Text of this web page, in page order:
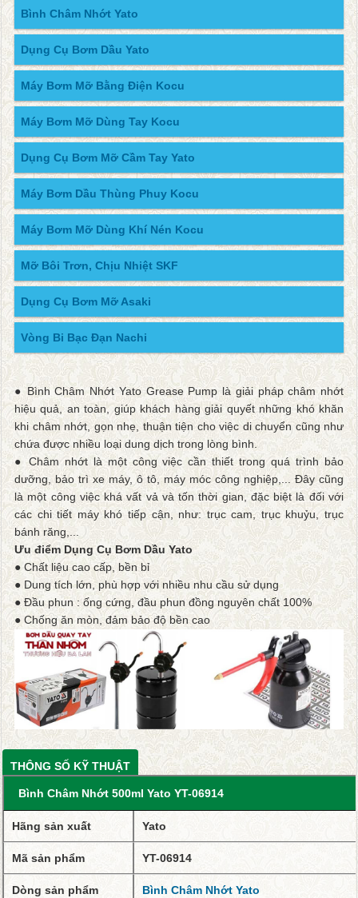
Bình Châm Nhớt Yato
Dụng Cụ Bơm Dầu Yato
Máy Bơm Mỡ Bằng Điện Kocu
Máy Bơm Mỡ Dùng Tay Kocu
Dụng Cụ Bơm Mỡ Cầm Tay Yato
Máy Bơm Dầu Thùng Phuy Kocu
Máy Bơm Mỡ Dùng Khí Nén Kocu
Mỡ Bôi Trơn, Chịu Nhiệt SKF
Dụng Cụ Bơm Mỡ Asaki
Vòng Bi Bạc Đạn Nachi
● Bình Châm Nhớt Yato Grease Pump là giải pháp châm nhớt
hiệu quả, an toàn, giúp khách hàng giải quyết những khó khăn
khi châm nhớt, gọn nhẹ, thuận tiện cho việc di chuyển cũng như
chứa được nhiều loại dung dịch trong lòng bình.
● Châm nhớt là một công việc cần thiết trong quá trình bảo
dưỡng, bảo trì xe máy, ô tô, máy móc công nghiệp,... Đây cũng
là một công việc khá vất vả và tốn thời gian, đặc biệt là đối với
các chi tiết máy khó tiếp cận, như: trục cam, trục khuỷu, trục
bánh răng,...
Ưu điểm Dụng Cụ Bơm Dầu Yato
● Chất liệu cao cấp, bền bỉ
● Dung tích lớn, phù hợp với nhiều nhu cầu sử dụng
● Đầu phun : ống cứng, đầu phun đồng nguyên chất 100%
● Chống ăn mòn, đảm bảo độ bền cao
THÔNG SỐ KỸ THUẬT
Bình Châm Nhớt 500ml Yato YT-06914
Hãng sản xuất Yato
Mã sản phẩm YT-06914
Dòng sản phẩm Bình Châm Nhớt Yato